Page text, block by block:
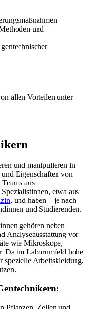
und
allen Vorteilen unter
und manipulieren in
Eigenschaften von
aus
etwa aus
, und haben – je nach
und Studierenden.
gehören neben
Analyseausstattung vor
wie Mikroskope,
Da im Laborumfeld hohe
spezielle Arbeitskleidung,
Pflanzen, Zellen und